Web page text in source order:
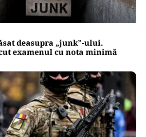
deasupra „junk”-ului.
examenul cu nota minimă